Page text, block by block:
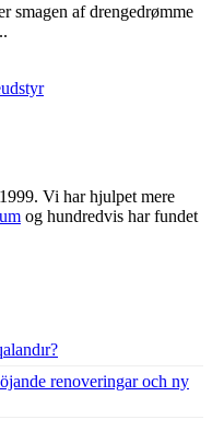
af drengedrømme
Vi har hjulpet mere
og hundredvis har fundet
renoveringar och ny